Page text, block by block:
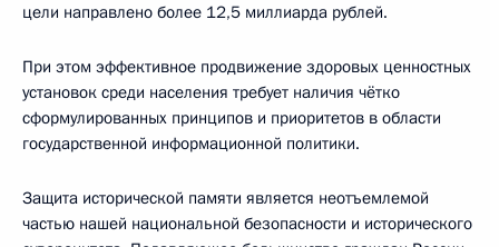
цели направлено более 12,5 миллиарда рублей.
При этом эффективное продвижение здоровых ценностных
установок среди населения требует наличия чётко
сформулированных принципов и приоритетов в области
государственной информационной политики.
Защита исторической памяти является неотъемлемой
частью нашей национальной безопасности и исторического